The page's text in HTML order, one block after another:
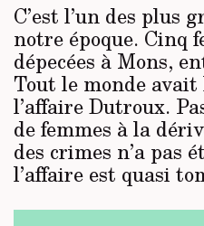
C’est l’un des plus
notre époque. Cinq
dépecées à Mons,
Tout le monde avait
l’affaire Dutroux.
de femmes à la
des crimes n’a pas
l’affaire est quasi